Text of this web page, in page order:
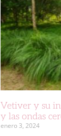
Vetiver y su
y las ondas
enero 3, 2024